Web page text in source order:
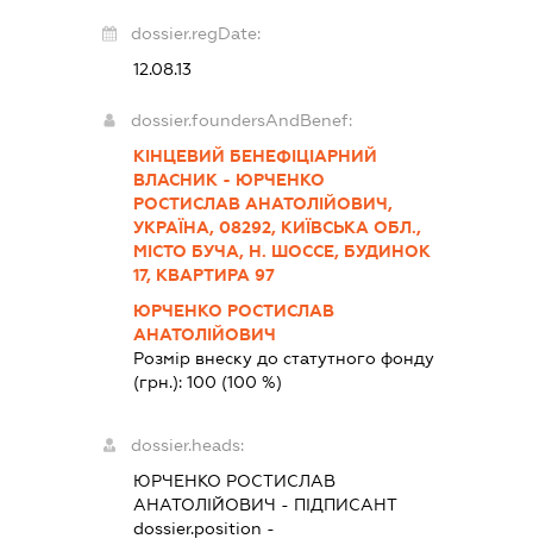
dossier.regDate:
12.08.13
dossier.foundersAndBenef:
КІНЦЕВИЙ БЕНЕФІЦІАРНИЙ
ВЛАСНИК - ЮРЧЕНКО
РОСТИСЛАВ АНАТОЛІЙОВИЧ,
УКРАЇНА, 08292, КИЇВСЬКА ОБЛ.,
МІСТО БУЧА, Н. ШОССЕ, БУДИНОК
17, КВАРТИРА 97
ЮРЧЕНКО РОСТИСЛАВ
АНАТОЛІЙОВИЧ
Розмір внеску до статутного фонду
(грн.): 100 (100 %)
dossier.heads:
ЮРЧЕНКО РОСТИСЛАВ
АНАТОЛІЙОВИЧ - ПІДПИСАНТ
dossier.position -